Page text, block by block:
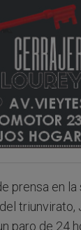
prensa en
triunvirato,
paro de 24